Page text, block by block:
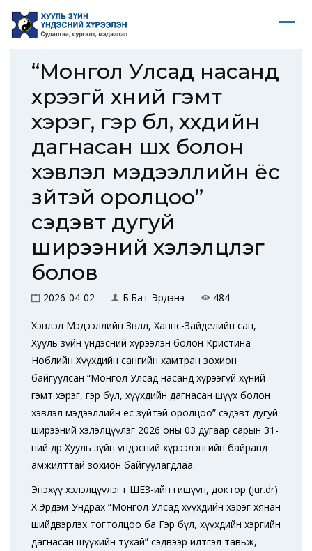
“Монгол Улсад насанд
хүрээгүй хүний гэмт
хэрэг, гэр бүл, хүүхдийн
дагнасан шүүх болон
хэвлэл мэдээллийн ёс
зүйтэй оролцоо”
сэдэвт дугуй
ширээний хэлэлцүүлэг
болов
2026-04-02 Б.Бат-Эрдэнэ 484
Хэвлэл Мэдээллийн Зөвлөл, Ханнс-Зайделийн сан,
Хууль зүйн үндэсний хүрээлэн болон Кристина
Ноблийн Хүүхдийн сангийн хамтран зохион
байгуулсан “Монгол Улсад насанд хүрээгүй хүний
гэмт хэрэг, гэр бүл, хүүхдийн дагнасан шүүх болон
хэвлэл мэдээллийн ёс зүйтэй оролцоо” сэдэвт дугуй
ширээний хэлэлцүүлэг 2026 оны 03 дугаар сарын 31-
ний өдөр Хууль зүйн үндэсний хүрээлэнгийн байранд
амжилттай зохион байгуулагдлаа.
Энэхүү хэлэлцүүлэгт ШЕЗ-ийн гишүүн, доктор (jur.dr)
Х.Эрдэм-Ундрах “Монгол Улсад хүүхдийн хэрэг хянан
шийдвэрлэх тогтолцоо ба Гэр бүл, хүүхдийн хэргийн
дагнасан шүүхийн тухай” сэдвээр илтгэл тавьж,